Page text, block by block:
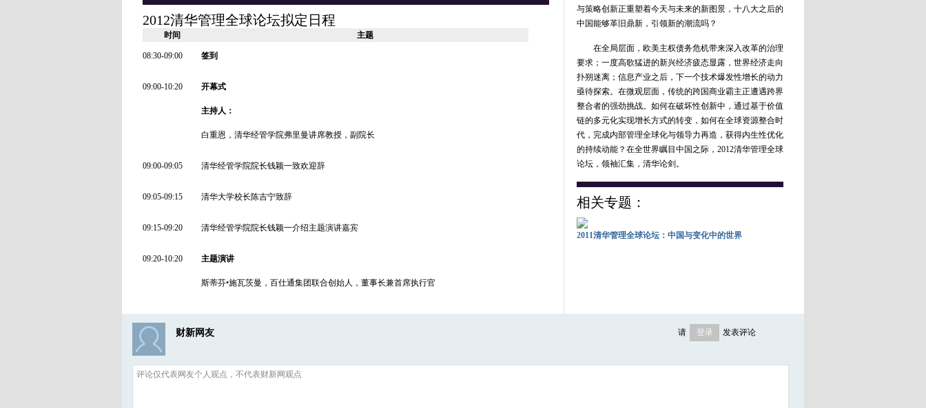
2012清华管理全球论坛拟定日程
时间 主题
08:30-09:00 签到
09:00-10:20 开幕式
主持人：
白重恩，清华经管学院弗里曼讲席教授，副院长
09:00-09:05 清华经管学院院长钱颖一致欢迎辞
09:05-09:15 清华大学校长陈吉宁致辞
09:15-09:20 清华经管学院院长钱颖一介绍主题演讲嘉宾
09:20-10:20 主题演讲
斯蒂芬•施瓦茨曼，百仕通集团联合创始人，董事长兼首席执行官
10:20-11:50 论坛一：世界经济增长的新动力
主持人:
#清华管理全球论坛#【
麦肯锡鲍达民：美国促出
口计划未必有效 】麦肯锡董事长鲍达民称，美国
想要将出口翻番，但只是制定这样的政策，并不
一定有特别大的作用。美国当前有很多空缺岗位
是需要相关人才的，但由于缺乏相关技能，造成
结构性的失业。 ( 财新记者张环宇)
10月23日 18:35
评论(0)
#清华管理全球论坛#【出井伸之：中日两国需要
对彼此更耐心】索尼集团前董事长兼首席执行官
出井伸之认为索尼集团对于中国目前的反日潮可
以耐心一些，“中国市场太大了，我们没有办法从
中国完全撤出。非常遗憾看到政治层面的谈论带
给企业的影响。”
者
10月23日 18:06
的培养，等到公司表现好的时候卖出。据统计，
中国PE90%靠IPO退出，而在西方只有不到20%。
与策略创新正重塑着今天与未来的新图景，十八大之后的
中国能够革旧鼎新，引领新的潮流吗？
在全局层面，欧美主权债务危机带来深入改革的治理
要求；一度高歌猛进的新兴经济疲态显露，世界经济走向
扑朔迷离；信息产业之后，下一个技术爆发性增长的动力
亟待探索。在微观层面，传统的跨国商业霸主正遭遇跨界
整合者的强劲挑战。如何在破坏性创新中，通过基于价值
链的多元化实现增长方式的转变，如何在全球资源整合时
代，完成内部管理全球化与领导力再造，获得内生性优化
的持续动能？在全世界瞩目中国之际，2012清华管理全球
论坛，领袖汇集，清华论剑。
相关专题：
2011清华管理全球论坛：中国与变化中的世界
财新网友 请 登录 发表评论